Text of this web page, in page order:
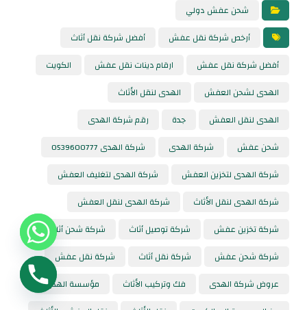
شحن عفش دولي
أرخص شركة نقل عفش
أفضل شركة نقل أثاث
أفضل شركة نقل عفش
ارقام دينات نقل عفش
الكويت
الهدى لشحن العفش
الهدى لنقل الأثاث
الهدى لنقل العفش
جدة
رقم شركة الهدى
شحن عفش
شركة الهدى
شركة الهدى 0539600777
شركة الهدى لتخزين العفش
شركة الهدى لتغليف العفش
شركة الهدى لنقل الأثاث
شركة الهدى لنقل العفش
شركة تخزين عفش
شركة توصيل أثاث
شركة شحن أثاث
شركة شحن عفش
شركة نقل أثاث
شركة نقل عفش
عروض شركة الهدى
فك وتركيب الأثاث
مؤسسة الهدى